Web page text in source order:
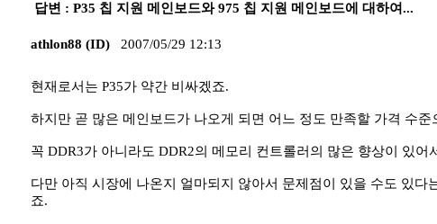
답변 : P35 칩 지원 메인보드와 975 칩 지원 메인보드에 대하여...
athlon88 (ID) 2007/05/29 12:13
현재로서는 P35가 약간 비싸겠죠.
하지만 곧 많은 메인보드가 나오게 되면 어느 정도 만족할 가격 수준
꼭 DDR3가 아니라도 DDR2의 메모리 컨트롤러의 많은 향상이 있
다만 아직 시장에 나온지 얼마되지 않아서 문제점이 있을 수도 있
죠.